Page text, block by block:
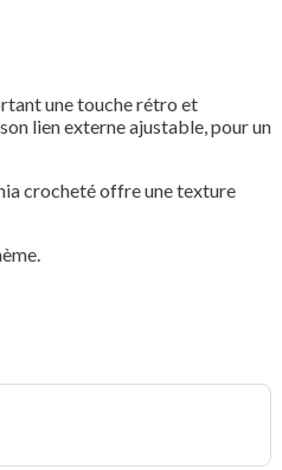
une touche rétro et
lien externe ajustable, pour un
crocheté offre une texture